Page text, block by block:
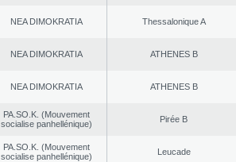
NEA DΙMOKRATIA Thessalonique A
NEA DΙMOKRATIA ATHENES Β
NEA DΙMOKRATIA ATHENES Β
PA.SO.K. (Mouvement
socialise panhellénique)
Pirée B
PA.SO.K. (Mouvement
socialise panhellénique)
Leucade